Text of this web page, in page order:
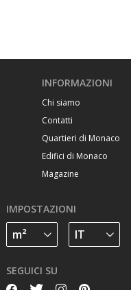
INFORMAZIONI
Chi siamo
Contatti
Quartieri di Monaco
Edifici di Monaco
Magazine
IMPOSTAZIONI
SEGUICI SU